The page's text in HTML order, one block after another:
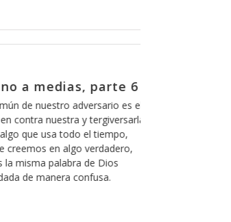
y no a medias, parte 5
es la ausencia de problemas, pero
tranquilidad y es algo que en
ver con la fe, pues depende 100%
de acuerdo a lo que sabemos de
que dice la Biblia, la paz no